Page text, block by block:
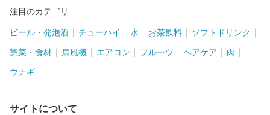
注目のカテゴリ
ビール・発泡酒 チューハイ 水 お茶飲料 ソフトドリンク
惣菜・食材 扇風機 エアコン フルーツ ヘアケア 肉
ウナギ
サイトについて